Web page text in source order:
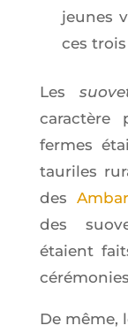
jeunes
ces
Les
fermes
tau­riles
des
des
étaient
De même,